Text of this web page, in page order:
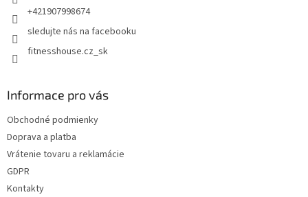
+421907998674
sledujte nás na facebooku
fitnesshouse.cz_sk
Informace pro vás
Obchodné podmienky
Doprava a platba
Vrátenie tovaru a reklamácie
GDPR
Kontakty